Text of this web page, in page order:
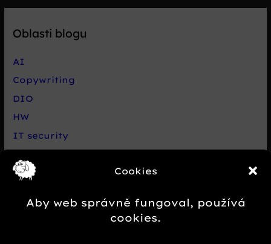
Cookies
Aby web správně fungoval, používá
cookies.
Oblasti blogu
AI
Copywriting
DIO
HW
IT security
Net
Novinky e-commerce